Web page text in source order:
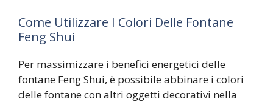
Come Utilizzare I Colori Delle Fontane
Feng Shui
Per massimizzare i benefici energetici delle
fontane Feng Shui, è possibile abbinare i colori
delle fontane con altri oggetti decorativi nella